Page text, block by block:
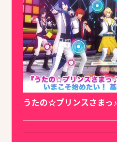
うたの☆プリンスさまっ♪